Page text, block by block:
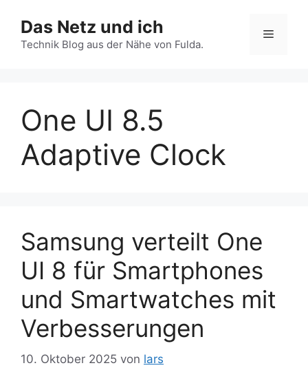
Inhalt
springen
Das Netz und ich
Technik Blog aus der Nähe von Fulda.
Menü
One UI 8.5
Adaptive Clock
Samsung verteilt One
UI 8 für Smartphones
und Smartwatches mit
Verbesserungen
10. Oktober 2025 von lars